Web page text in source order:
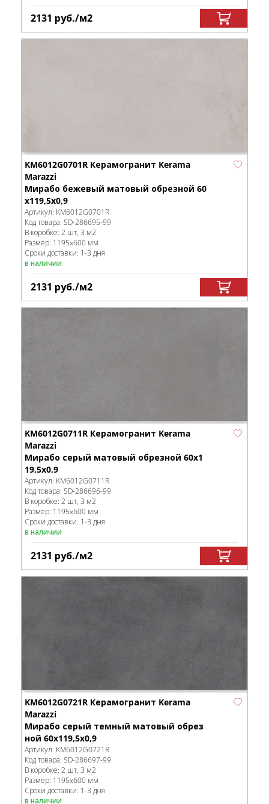
2131 руб./м2
KM6012G0701R Керамогранит Kerama
Marazzi
Мирабо бежевый матовый обрезной 60
x119,5x0,9
Артикул: KM6012G0701R
Код товара: SD-286695-99
В коробке: 2 шт, 3 м2
Размер: 1195x600 мм
Сроки доставки: 1-3 дня
в наличии
2131 руб./м2
KM6012G0711R Керамогранит Kerama
Marazzi
Мирабо серый матовый обрезной 60x1
19,5x0,9
Артикул: KM6012G0711R
Код товара: SD-286696-99
В коробке: 2 шт, 3 м2
Размер: 1195x600 мм
Сроки доставки: 1-3 дня
в наличии
2131 руб./м2
KM6012G0721R Керамогранит Kerama
Marazzi
Мирабо серый темный матовый обрез
ной 60x119,5x0,9
Артикул: KM6012G0721R
Код товара: SD-286697-99
В коробке: 2 шт, 3 м2
Размер: 1195x600 мм
Сроки доставки: 1-3 дня
в наличии